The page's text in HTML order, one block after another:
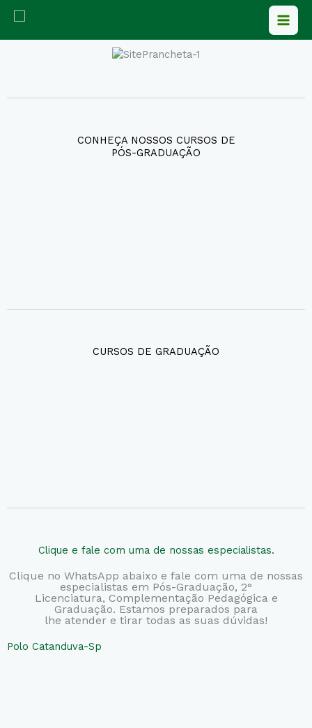
para
CONHEÇA NOSSOS CURSOS DE
PÓS-GRADUAÇÃO
CURSOS DE GRADUAÇÃO
Clique e fale com uma de nossas especialistas.
Clique no WhatsApp abaixo e fale com uma de nossas
especialistas em Pós-Graduação, 2°
Licenciatura, Complementação Pedagógica e
Graduação. Estamos preparados para
lhe atender e tirar todas as suas dúvidas!
Polo Catanduva-Sp